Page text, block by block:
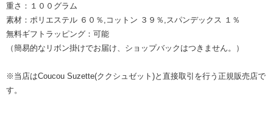
重さ：１００グラム
素材：ポリエステル ６０％,コットン ３９％,スパンデックス １％
無料ギフトラッピング：可能
（簡易的なリボン掛けでお届け、ショップバックはつきません。）
※当店はCoucou Suzette(ククシュゼット)と直接取引を行う正規販売店で
す。